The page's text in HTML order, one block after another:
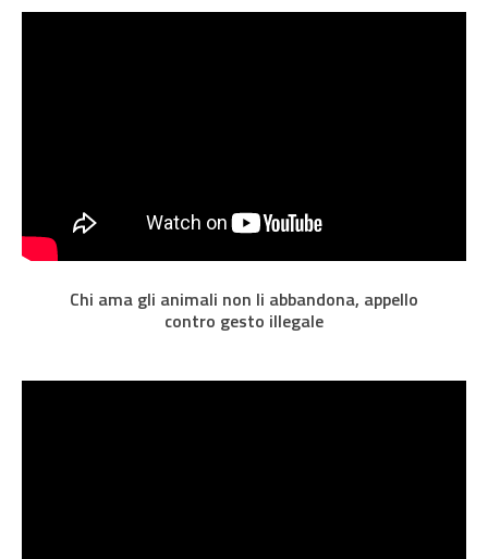
Chi ama gli animali non li abbandona, appello
contro gesto illegale